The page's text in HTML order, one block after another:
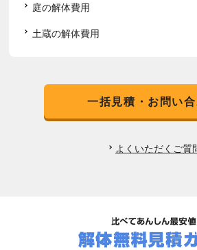
庭の解体費用
土蔵の解体費用
一括見積・お問い
よくいただくご質